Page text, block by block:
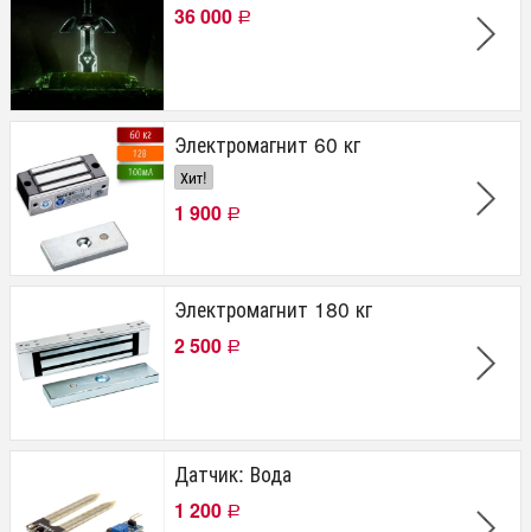
36 000 Р
Электромагнит 60 кг
Хит!
1 900 Р
Электромагнит 180 кг
2 500 Р
Датчик: Вода
1 200 Р